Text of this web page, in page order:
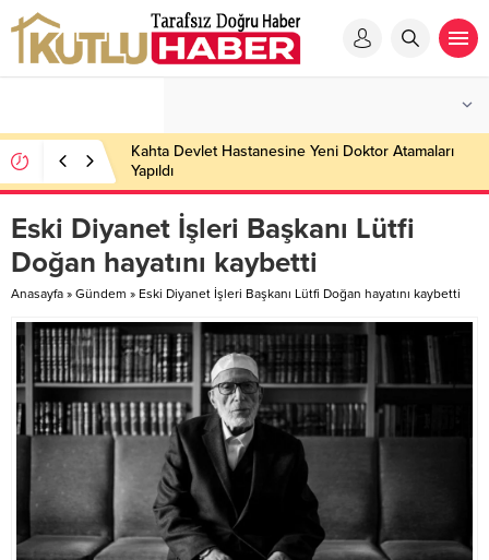
Kahta Devlet Hastanesine Yeni Doktor Atamaları
Yapıldı
Eski Diyanet İşleri Başkanı Lütfi
Doğan hayatını kaybetti
Anasayfa » Gündem » Eski Diyanet İşleri Başkanı Lütfi Doğan hayatını kaybetti